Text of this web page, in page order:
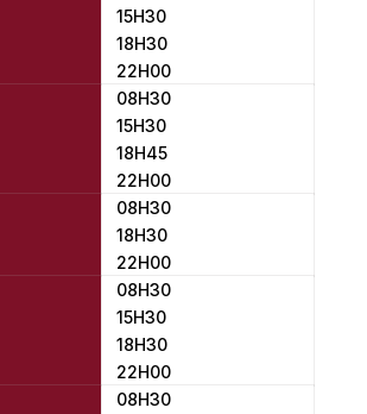
15H30
18H30
22H00
08H30
15H30
18H45
22H00
08H30
18H30
22H00
08H30
15H30
18H30
22H00
08H30